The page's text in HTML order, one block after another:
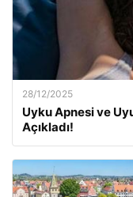
28/12/2025
Uyku Apnesi ve
Açıkladı!